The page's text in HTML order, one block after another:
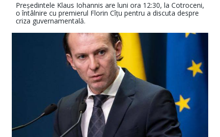
Președintele Klaus Iohannis are luni ora 12:30, la Cotroceni,
o întâlnire cu premierul Florin Cîțu pentru a discuta despre
criza guvernamentală.